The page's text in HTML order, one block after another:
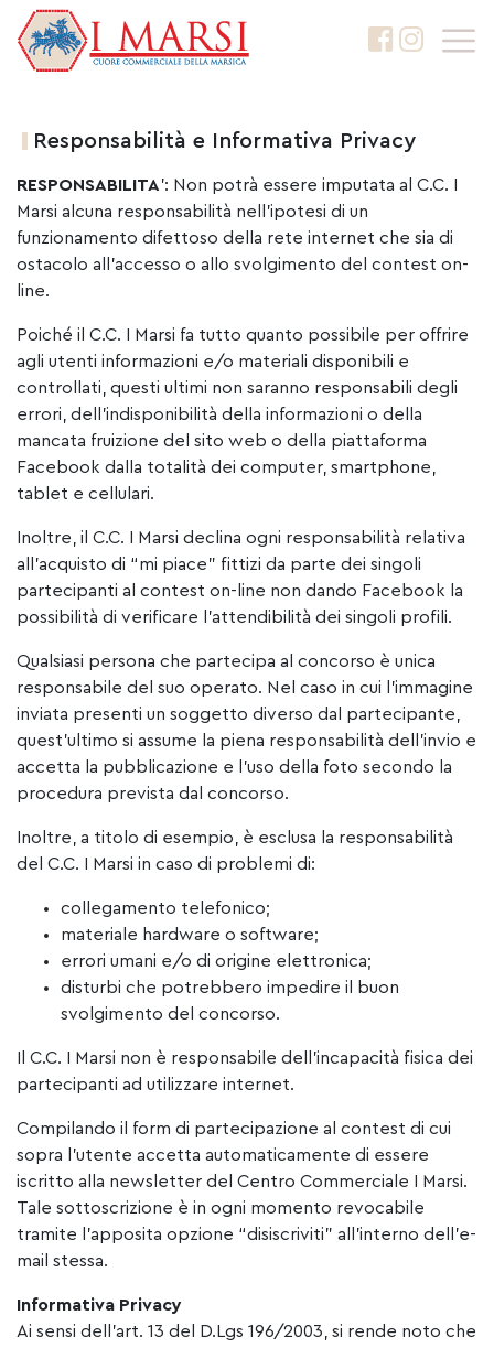
Responsabilità e Informativa Privacy
RESPONSABILITA’: Non potrà essere imputata al C.C. I
Marsi alcuna responsabilità nell’ipotesi di un
funzionamento difettoso della rete internet che sia di
ostacolo all’accesso o allo svolgimento del contest on-
line.
Poiché il C.C. I Marsi fa tutto quanto possibile per offrire
agli utenti informazioni e/o materiali disponibili e
controllati, questi ultimi non saranno responsabili degli
errori, dell’indisponibilità della informazioni o della
mancata fruizione del sito web o della piattaforma
Facebook dalla totalità dei computer, smartphone,
tablet e cellulari.
Inoltre, il C.C. I Marsi declina ogni responsabilità relativa
all’acquisto di “mi piace” fittizi da parte dei singoli
partecipanti al contest on-line non dando Facebook la
possibilità di verificare l’attendibilità dei singoli profili.
Qualsiasi persona che partecipa al concorso è unica
responsabile del suo operato. Nel caso in cui l’immagine
inviata presenti un soggetto diverso dal partecipante,
quest’ultimo si assume la piena responsabilità dell’invio e
accetta la pubblicazione e l’uso della foto secondo la
procedura prevista dal concorso.
Inoltre, a titolo di esempio, è esclusa la responsabilità
del C.C. I Marsi in caso di problemi di:
collegamento telefonico;
materiale hardware o software;
errori umani e/o di origine elettronica;
disturbi che potrebbero impedire il buon
svolgimento del concorso.
Il C.C. I Marsi non è responsabile dell’incapacità fisica dei
partecipanti ad utilizzare internet.
Compilando il form di partecipazione al contest di cui
sopra l’utente accetta automaticamente di essere
iscritto alla newsletter del Centro Commerciale I Marsi.
Tale sottoscrizione è in ogni momento revocabile
tramite l’apposita opzione “disiscriviti” all’interno dell’e-
mail stessa.
Informativa Privacy
Ai sensi dell’art. 13 del D.Lgs 196/2003, si rende noto che